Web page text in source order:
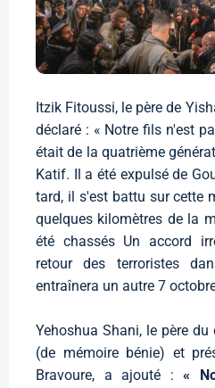
Itzik Fitoussi, le père de
déclaré : « Notre fils n'est
était de la quatrième
Katif. Il a été expulsé de
tard, il s'est battu sur cette
quelques kilomètres de la
été chassés Un accord
retour des terroristes
entraînera un autre 7
Yehoshua Shani, le père
(de mémoire bénie) et
Bravoure, a ajouté : «